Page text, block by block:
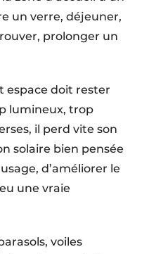
un verre, déjeuner,
prolonger un
espace doit rester
lumineux, trop
il perd vite son
solaire bien pensée
d’améliorer le
une vraie
voiles